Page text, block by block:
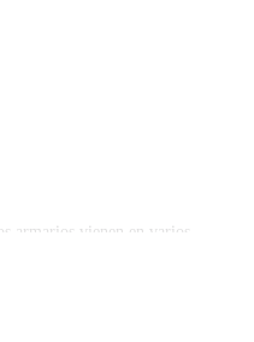
armarios vienen en varios